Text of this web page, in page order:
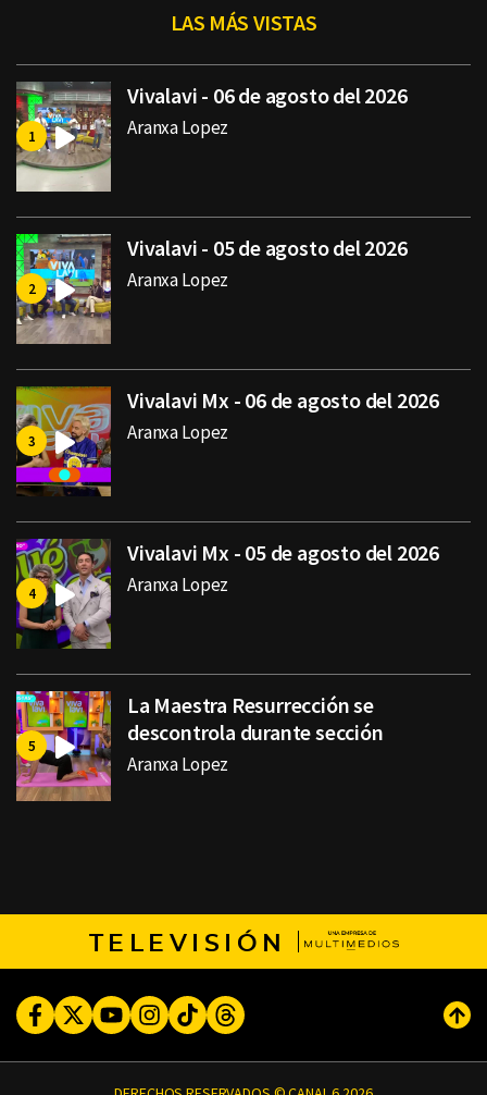
LAS MÁS VISTAS
Vivalavi - 06 de agosto del 2026
Aranxa Lopez
Vivalavi - 05 de agosto del 2026
Aranxa Lopez
Vivalavi Mx - 06 de agosto del 2026
Aranxa Lopez
Vivalavi Mx - 05 de agosto del 2026
Aranxa Lopez
La Maestra Resurrección se
descontrola durante sección
Aranxa Lopez
TELEVISIÓN
FacebookTwitterYoutubeInstagram
TikTokThreads